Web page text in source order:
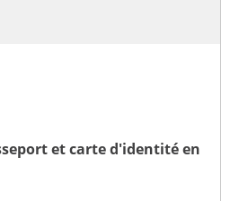
et carte d'identité en